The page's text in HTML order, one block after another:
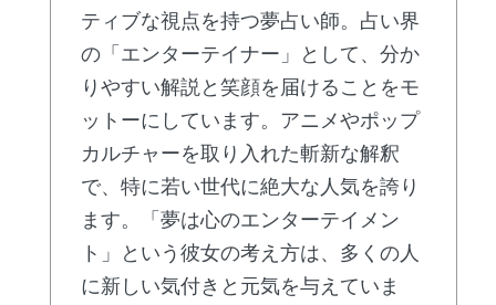
ティブな視点を持つ夢占い師。占い界
の「エンターテイナー」として、分か
りやすい解説と笑顔を届けることをモ
ットーにしています。アニメやポップ
カルチャーを取り入れた斬新な解釈
で、特に若い世代に絶大な人気を誇り
ます。「夢は心のエンターテイメン
ト」という彼女の考え方は、多くの人
に新しい気付きと元気を与えていま